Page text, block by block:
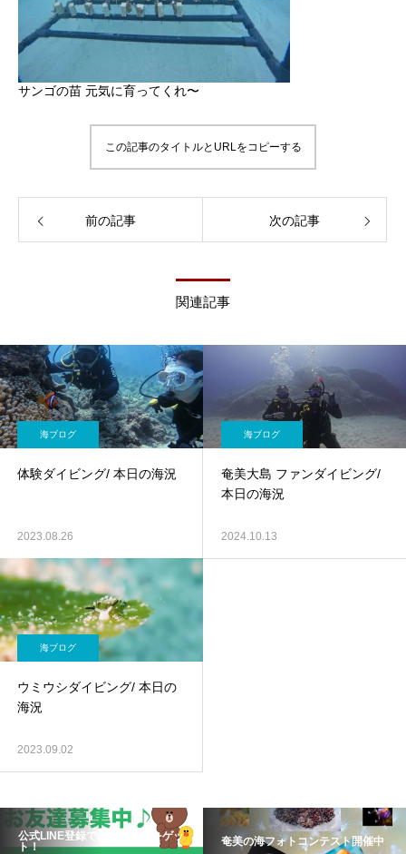
サンゴの苗 元気に育ってくれ〜
この記事のタイトルとURLをコピーする
前の記事 次の記事
関連記事
海ブログ
体験ダイビング/ 本日の海況
2023.08.26
海ブログ
奄美大島 ファンダイビング/
本日の海況
2024.10.13
海ブログ
ウミウシダイビング/ 本日の
海況
2023.09.02
公式LINE登録でお得な情報をゲッ
ト！
奄美の海フォトコンテスト開催中